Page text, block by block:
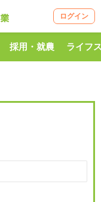
ログイン
採用・就農 ライフ